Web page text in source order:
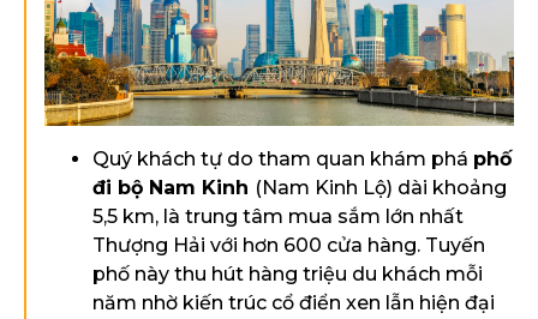
Quý khách tự do tham quan khám phá phố
đi bộ Nam Kinh (Nam Kinh Lộ) dài khoảng
5,5 km, là trung tâm mua sắm lớn nhất
Thượng Hải với hơn 600 cửa hàng. Tuyến
phố này thu hút hàng triệu du khách mỗi
năm nhờ kiến trúc cổ điển xen lẫn hiện đại